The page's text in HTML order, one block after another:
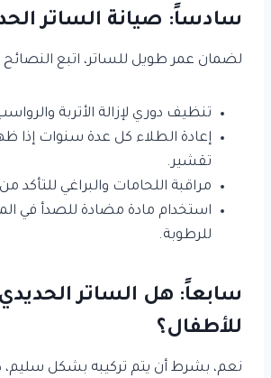
سادساً: صيانة الساتر
لضمان عمر طويل للساتر، اتبع النصائح
تنظيف دوري لإزالة الأتربة
إعادة الطلاء كل عدة سنوات إذا
تقشير.
مراقبة اللحامات والبراغي للتأكد من
استخدام مادة مضادة للصدأ في
للرطوبة.
سابعاً: هل الساتر
للأطفال؟
نعم، بشرط أن يتم تركيبه بشكل سليم،